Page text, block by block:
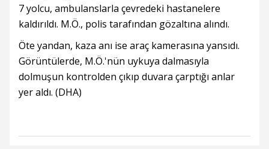
7 yolcu, ambulanslarla çevredeki hastanelere
kaldırıldı. M.Ö., polis tarafından gözaltına alındı.
Öte yandan, kaza anı ise araç kamerasına yansıdı.
Görüntülerde, M.Ö.'nün uykuya dalmasıyla
dolmuşun kontrolden çıkıp duvara çarptığı anlar
yer aldı. (DHA)